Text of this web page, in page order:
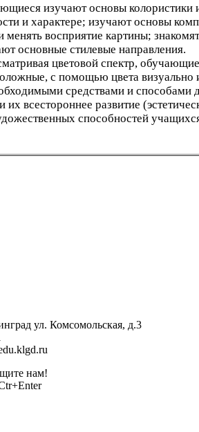
изучают основы колористики
и характере; изучают основы
менять восприятие картины;
основные стилевые направления.
цветовой спектр,
с помощью цвета визуально
средствами и способами
их всестороннее развитие
способностей
ул. Комсомольская, д.3
нам!